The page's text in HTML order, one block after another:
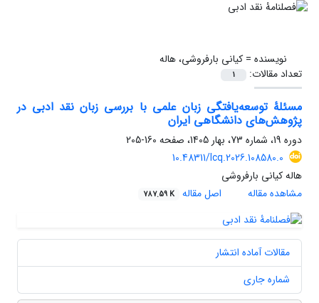
نویسنده =کیانی بارفروشی، هاله
تعداد مقالات:
1
مسئلۀ توسعه‌یافتگی زبان علمی با بررسی زبان نقد ادبی در
پژوهش‌های دانشگاهی ایران
دوره 19، شماره 73، بهار 1405، صفحه
160-205
10.48311/lcq.2026.108580.0
هاله کیانی بارفروشی
مشاهده مقاله
اصل مقاله 787.59 K
مقالات آماده انتشار
شماره جاری